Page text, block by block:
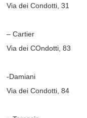
Via dei Condotti, 31
– Cartier
Via dei COndotti, 83
-Damiani
Via dei Condotti, 84